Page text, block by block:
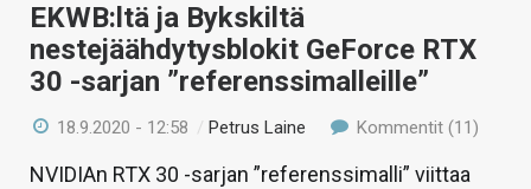
HAKU
EKWB:ltä ja Bykskiltä
nestejäähdytysblokit GeForce RTX
30 -sarjan ”referenssimalleille”
18.9.2020 - 12:58 / Petrus Laine Kommentit (11)
NVIDIAn RTX 30 -sarjan ”referenssimalli” viittaa